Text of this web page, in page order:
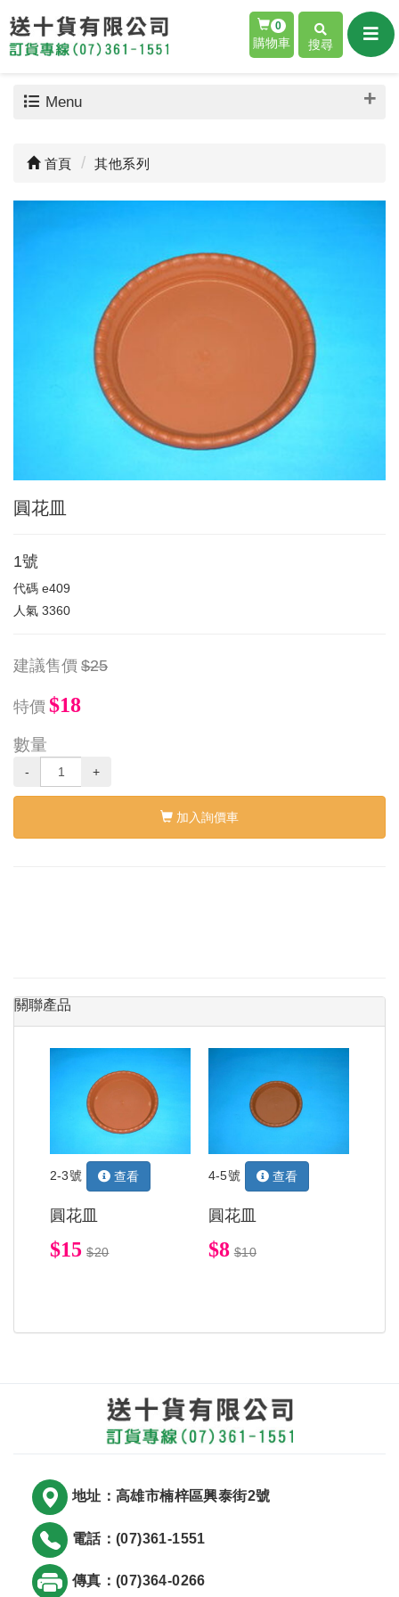
0
購物車 搜尋
Menu
首頁 其他系列
圓花皿
1號
代碼 e409
人氣 3360
建議售價 $25
特價 $18
數量
- +
加入詢價車
關聯產品
2-3號 查看
圓花皿
$15 $20
4-5號 查看
圓花皿
$8 $10
地址：高雄市楠梓區興泰街2號
電話：(07)361-1551
傳真：(07)364-0266